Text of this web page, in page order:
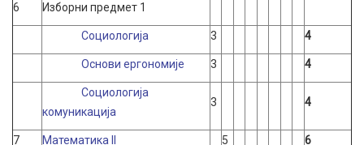
6 Изборни предмет 1
Социологија 3 4
Основи ергономије 3 4
Социологија
комуникација
3 4
7 Математика II 5 6